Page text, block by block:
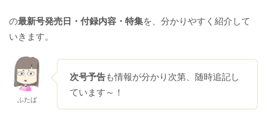
の最新号発売日・付録内容・特集を、分かりやすく紹介して
いきます。
ふたば
次号予告も情報が分かり次第、随時追記し
ています～！